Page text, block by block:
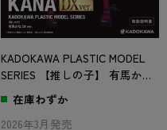
KADOKAWA PLASTIC MODEL
SERIES 【推しの子】 有馬かな
/ 有馬かな DX ver. 取扱説明書
(DX ver.)
在庫わずか
2026年3月発売